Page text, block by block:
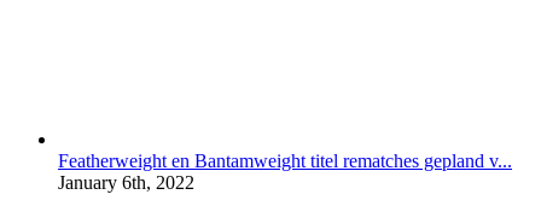
Featherweight en Bantamweight titel rematches gepland v...
January 6th, 2022